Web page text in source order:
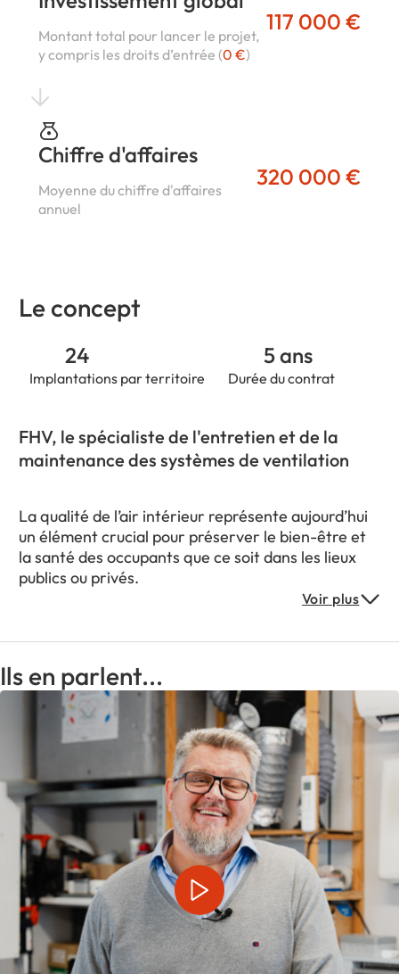
Montant total pour lancer le projet,
y compris les droits d’entrée (0 €)
117 000 €
Chiffre d'affaires
Moyenne du chiffre d'affaires
annuel
320 000 €
Le concept
Implantations par territoire
24
Durée du contrat
5 ans
FHV, le spécialiste de l'entretien et de la
maintenance des systèmes de ventilation
La qualité de l’air intérieur représente aujourd’hui
un élément crucial pour préserver le bien-être et
la santé des occupants que ce soit dans les lieux
publics ou privés.
de qualité. FHV aspire à offrir un confort de vie en
assurant un service professionnel et de proximité à
sa clientèle.
Spécialisée dans l’amélioration de la qualité de
l’air intérieur, FHV se charge de l’entretien et de
la maintenance des systèmes de ventilation des
professionnels et des particuliers répondant ainsi
aux obligatoires légales.
Avec un chiffre d’affaires croissant depuis sa
création, FHV propose une gamme complète de
Voir plus
Ils en parlent...